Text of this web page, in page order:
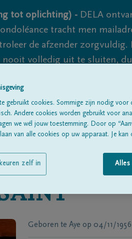
tot oplichting) - DELA
tracht men
de afzender
volledig uit te sluiten,
Geboren te Aye op 04/11/1956
gebruikt cookies. Sommige zijn nodig voor
Andere cookies worden gebruikt voor
we wél jouw toestemming. Door op
van alle cookies op uw apparaat. Je kan
Alles
zelf in